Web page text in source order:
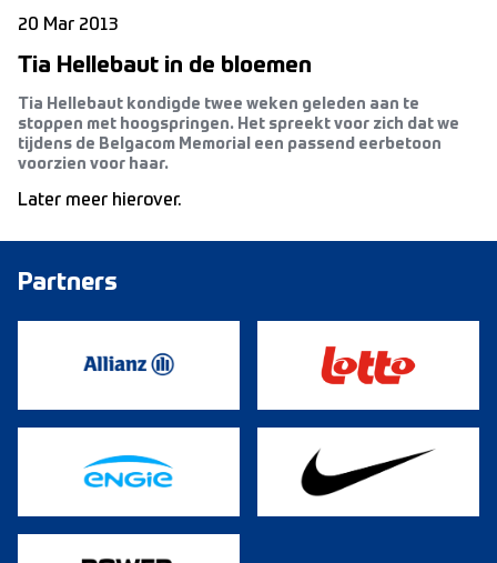
20 Mar 2013
Tia Hellebaut in de bloemen
Tia Hellebaut kondigde twee weken geleden aan te
stoppen met hoogspringen. Het spreekt voor zich dat we
tijdens de Belgacom Memorial een passend eerbetoon
voorzien voor haar.
Later meer hierover.
Partners